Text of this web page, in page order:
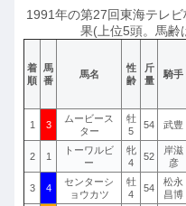
1991年の第27回東海テレ
果(上位5頭。馬齢
着
順
馬
番
馬名
性
齢
斤
量
騎手
1 3
ムービース
ター
牡
5
54 武豊
2 1
トーワルビ
ー
牝
4
52
岸滋
彦
3 4
センターシ
ョウカツ
牡
4
54
松永
昌博